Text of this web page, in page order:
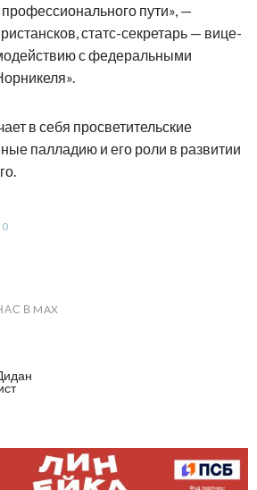
пути», —
статс-секретарь — вице-
с федеральными
в себя просветительские
палладию и его роли в развитии
0
В MAX